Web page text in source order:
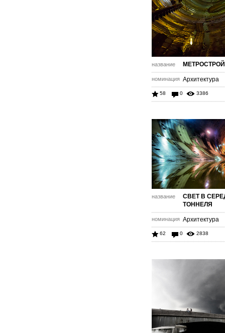
название МЕТРОСТРОЙ
номинация Архитектура
58 0 3386
название
СВЕТ В
ТОННЕЛЯ
номинация Архитектура
62 0 2838